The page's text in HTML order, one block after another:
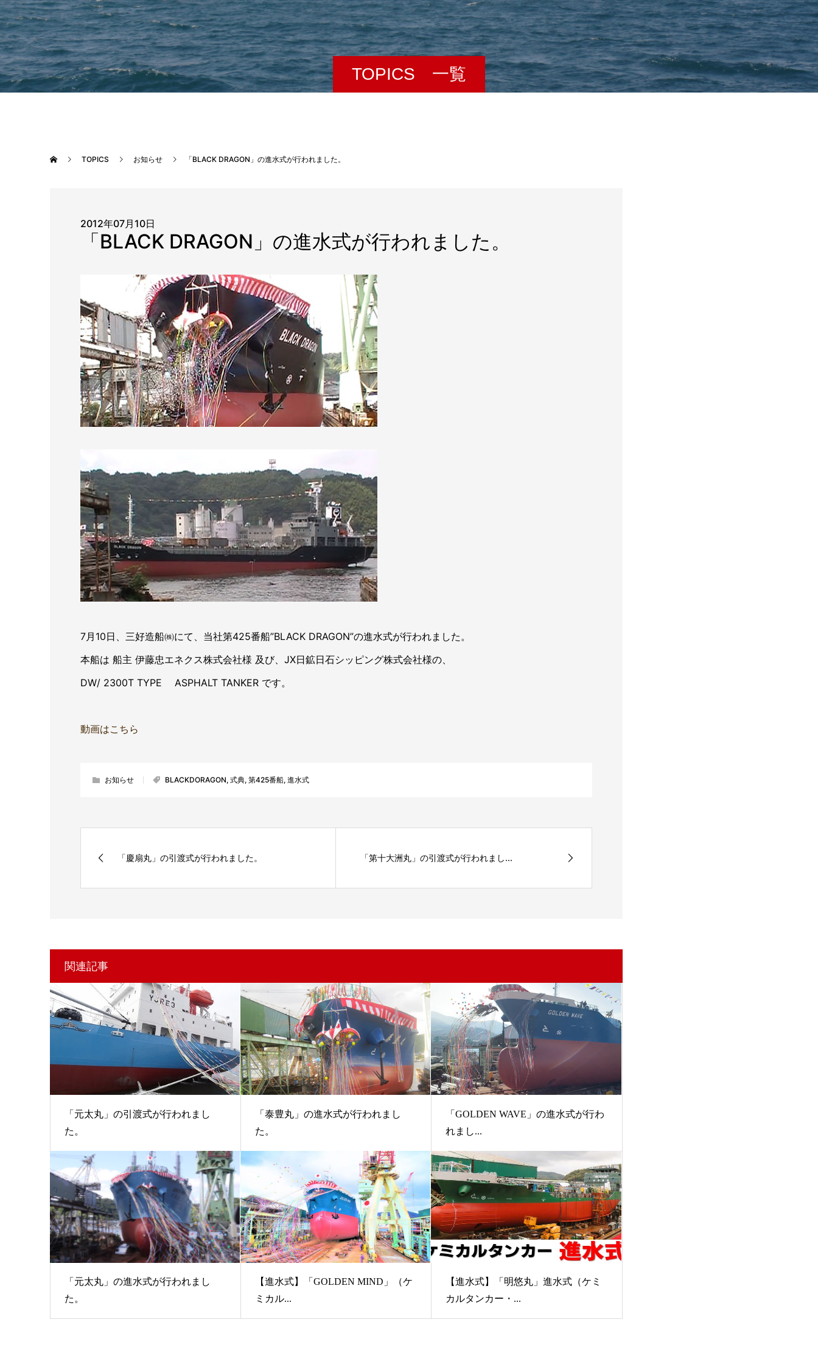
TOPICS 一覧
TOPICS お知らせ 「BLACK DRAGON」の進水式が行われました。
2012年07月10日
「BLACK DRAGON」の進水式が行われました。
7月10日、三好造船㈱にて、当社第425番船”BLACK DRAGON”の進水式が行われました。
本船は 船主 伊藤忠エネクス株式会社様 及び、JX日鉱日石シッピング株式会社様の、
DW/ 2300T TYPE ASPHALT TANKER です。
動画はこちら
お知らせ BLACKDORAGON, 式典, 第425番船, 進水式
「慶扇丸」の引渡式が行われました。 「第十大洲丸」の引渡式が行われまし...
関連記事
「元太丸」の引渡式が行われまし
た。
「泰豊丸」の進水式が行われまし
た。
「GOLDEN WAVE」の進水式が行わ
れまし...
「元太丸」の進水式が行われまし
た。
【進水式】「GOLDEN MIND」（ケ
ミカル...
【進水式】「明悠丸」進水式（ケミ
カルタンカー・...